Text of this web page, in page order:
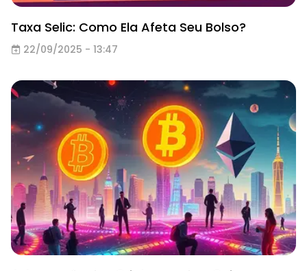
Taxa Selic: Como Ela Afeta Seu Bolso?
22/09/2025 - 13:47